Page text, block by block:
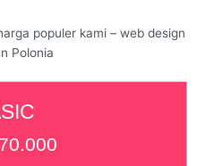
populer kami – web design
Polonia